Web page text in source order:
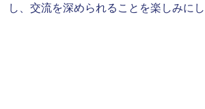
し、交流を深められることを楽しみにし